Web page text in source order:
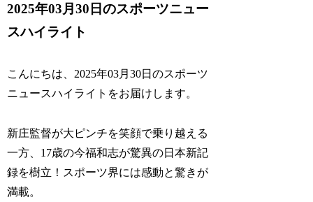
2025年03月30日のスポーツニュー
スハイライト
こんにちは、2025年03月30日のスポーツ
ニュースハイライトをお届けします。
新庄監督が大ピンチを笑顔で乗り越える
一方、17歳の今福和志が驚異の日本新記
録を樹立！スポーツ界には感動と驚きが
満載。